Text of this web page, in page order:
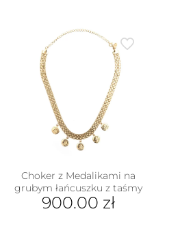
Opcje
można
stronie
produktu
Choker z Medalikami na
grubym łańcuszku z taśmy
900.00 zł